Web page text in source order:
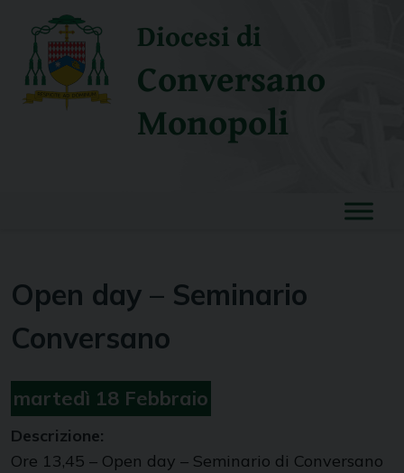
content
Diocesi di
Conversano
Monopoli
Open day – Seminario
Conversano
martedì 18 Febbraio
Descrizione:
Ore 13,45 – Open day – Seminario di Conversano